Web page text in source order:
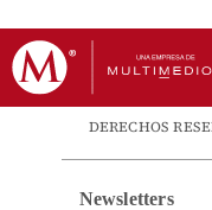
DERECHOS
Newsletters